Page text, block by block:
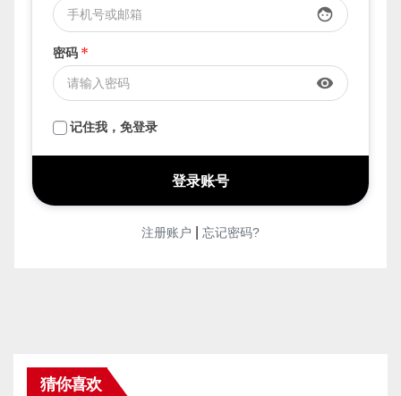
face
密码 *
visibility
记住我，免登录
注册账户 忘记密码?
猜你喜欢